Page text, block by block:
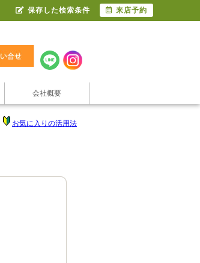
会社概要
お気に入りの活用法
保存した検索条件 来店予約